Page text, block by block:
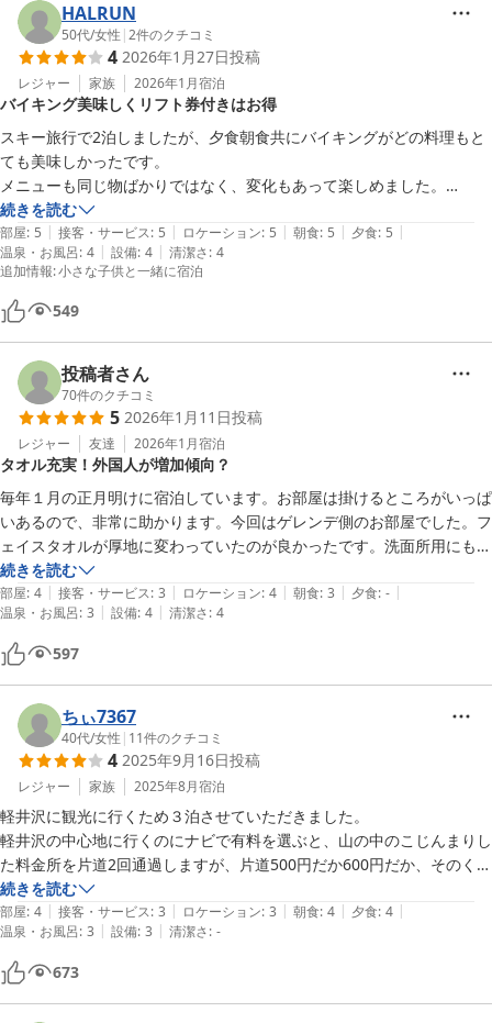
HALRUN
50代/女性 |2件のクチコミ
4 2026年1月27日投稿
レジャー 家族 2026年1月宿泊
バイキング美味しくリフト券付きはお得
スキー旅行で2泊しましたが、夕食朝食共にバイキングがどの料理もと
ても美味しかったです。
メニューも同じ物ばかりではなく、変化もあって楽しめました。
リフト券付きの宿泊プランにしましたが、風の為ゴンドラの運行中止が
ありましたが、このお値段でリフト券付きなのはとてもお得に感じまし
た。
大浴場の入り口がとても開けにくく、子供の力では開けられない感じな
ので、そこは直した方がいいと思いました。
続きを読む
部屋: 5 | 接客・サービス: 5 | ロケーション: 5 | 朝食: 5 | 夕食: 5 |
温泉・お風呂: 4 | 設備: 4 | 清潔さ: 4
追加情報:小さな子供と一緒に宿泊
549
投稿者さん
70件のクチコミ
5 2026年1月11日投稿
レジャー 友達 2026年1月宿泊
タオル充実！外国人が増加傾向？
毎年１月の正月明けに宿泊しています。お部屋は掛けるところがいっぱ
いあるので、非常に助かります。今回はゲレンデ側のお部屋でした。フ
ェイスタオルが厚地に変わっていたのが良かったです。洗面所用にもタ
オルがあるのがとってもありがたいです。お風呂が露天風呂がないのが
残念ですが、利用者が少ない時間だったので、周りを気にせずにゆっく
りできました。外国人のスタッフ、宿泊者が多くなっていてビックリし
ました。朝食が前より良くなったみたいなのに、コレと言って特徴が無
いのが残念です。自分で下げるのは良いのですが、もう置ききれない状
態だったので、大変だとは思いますが、見回っていただいた方が良いか
と。リフト券売り場の方が、ビックリするくらい愛想がなかった。好き
なゲレンデなので、シーズン始めにここ数年利用しています。雪不足の
様で、コースが少なかったのが残念でした。
続きを読む
部屋: 4 | 接客・サービス: 3 | ロケーション: 4 | 朝食: 3 | 夕食: - |
温泉・お風呂: 3 | 設備: 4 | 清潔さ: 4
597
ちぃ7367
40代/女性 | 11件のクチコミ
4 2025年9月16日投稿
レジャー 家族 2025年8月宿泊
軽井沢に観光に行くため３泊させていただきました。
軽井沢の中心地に行くのにナビで有料を選ぶと、山の中のこじんまりし
た料金所を片道2回通過しますが、片道500円だか600円だか、そのくら
いするので、毎日もったいなかったです。
有料利用しないにしたらちょっと節約できたと思います。
よく分からず知らなかったので、一応書いておきます。
ホテルは若干受付から手際が悪いような気はしましたが、、、愛想が悪
いとかそんなんではなかったです。
設定時間より一時間早く部屋に着きましたが、まだ掃除が終わっていな
続きを読む
部屋: 4 | 接客・サービス: 3 | ロケーション: 3 | 朝食: 4 | 夕食: 4 |
温泉・お風呂: 3 | 設備: 3 | 清潔さ: -
673